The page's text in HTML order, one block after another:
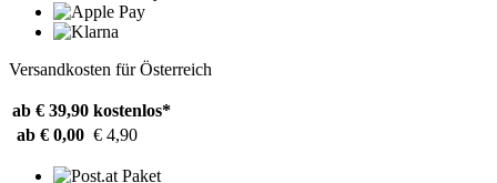
Versandkosten für Österreich
ab € 39,90 kostenlos*
ab € 0,00 € 4,90